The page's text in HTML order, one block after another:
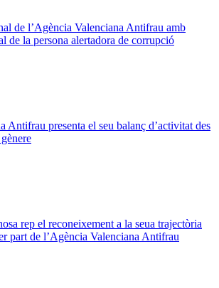
de l’Agència Valenciana Antifrau amb
de la persona alertadora de corrupció
Antifrau presenta el seu balanç d’activitat des
rep el reconeixement a la seua trajectòria
part de l’Agència Valenciana Antifrau